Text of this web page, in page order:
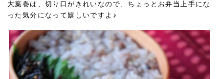
大葉巻は、切り口がきれいなので、ちょっとお弁当上手にな
った気分になって嬉しいですよ♪